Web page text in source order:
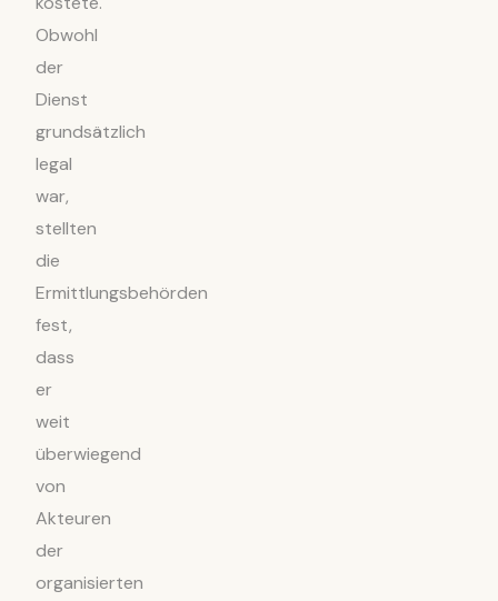
Obwohl
der
Dienst
grundsätzlich
legal
war,
stellten
die
Ermittlungsbehörden
fest,
dass
er
weit
überwiegend
von
Akteuren
der
organisierten